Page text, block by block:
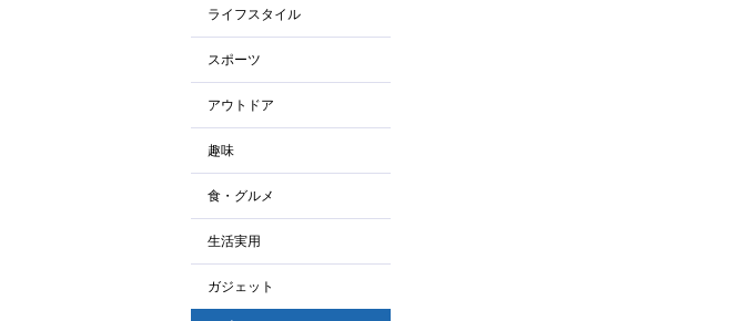
ライフスタイル
スポーツ
アウトドア
趣味
食・グルメ
生活実用
ガジェット